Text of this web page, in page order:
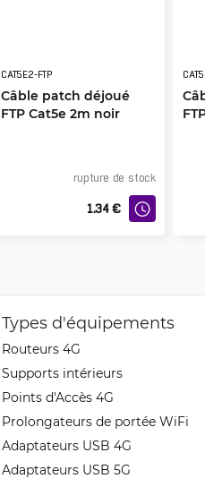
CAT5E2-FTP
Câble patch déjoué
FTP Cat5e 2m noir
rupture de stock
1.34 €
Types d'équipements
Routeurs 4G
Supports intérieurs
Points d'Accès 4G
Prolongateurs de portée WiFi
Adaptateurs USB 4G
Adaptateurs USB 5G